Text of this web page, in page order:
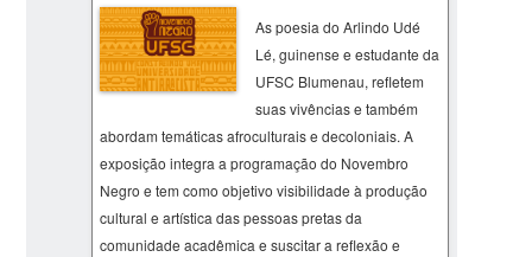
As poesia do Arlindo Udé
Lé, guinense e estudante da
UFSC Blumenau, refletem
suas vivências e também
abordam temáticas afroculturais e decoloniais. A
exposição integra a programação do Novembro
Negro e tem como objetivo visibilidade à produção
cultural e artística das pessoas pretas da
comunidade acadêmica e suscitar a reflexão e